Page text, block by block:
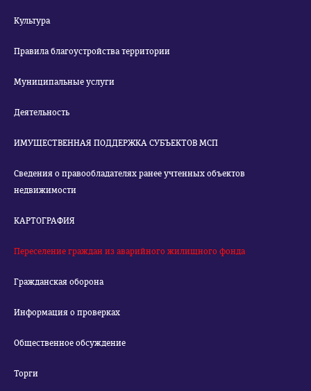
Культура
Правила благоустройства территории
Муниципальные услуги
Деятельность
ИМУЩЕСТВЕННАЯ ПОДДЕРЖКА СУБЪЕКТОВ МСП
Сведения о правообладателях ранее учтенных объектов
недвижимости
КАРТОГРАФИЯ
Переселение граждан из аварийного жилищного фонда
Гражданская оборона
Информация о проверках
Общественное обсуждение
Торги